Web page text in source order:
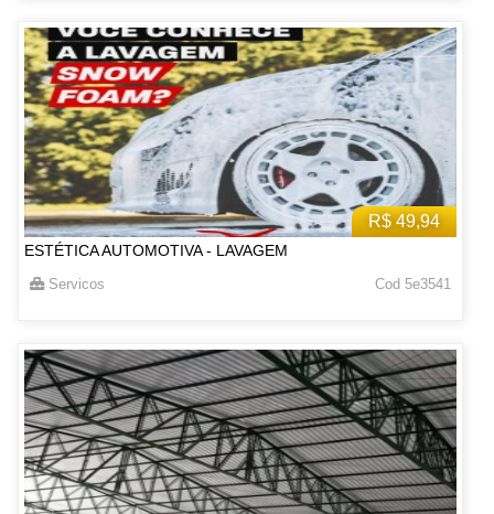
R$ 49,94
ESTÉTICA AUTOMOTIVA - LAVAGEM
Servicos Cod 5e3541